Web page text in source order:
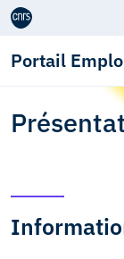
Aller au contenu
Portail